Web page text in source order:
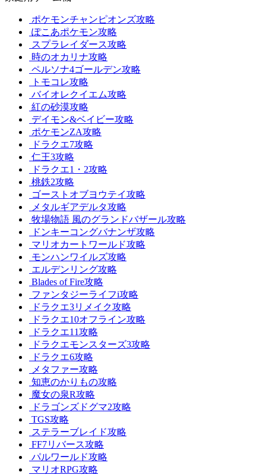
ポケモンチャンピオンズ攻略
ぽこあポケモン攻略
スプラレイダース攻略
時のオカリナ攻略
ペルソナ4ゴールデン攻略
トモコレ攻略
バイオレクイエム攻略
紅の砂漠攻略
デイモン&ベイビー攻略
ポケモンZA攻略
ドラクエ7攻略
仁王3攻略
ドラクエ1・2攻略
桃鉄2攻略
ゴーストオブヨウテイ攻略
メタルギアデルタ攻略
牧場物語 風のグランドバザール攻略
ドンキーコングバナンザ攻略
マリオカートワールド攻略
モンハンワイルズ攻略
エルデンリング攻略
Blades of Fire攻略
ファンタジーライフi攻略
ドラクエ3リメイク攻略
ドラクエ10オフライン攻略
ドラクエ11攻略
ドラクエモンスターズ3攻略
ドラクエ6攻略
メタファー攻略
知恵のかりもの攻略
魔女の泉R攻略
ドラゴンズドグマ2攻略
TGS攻略
ステラーブレイド攻略
FF7リバース攻略
パルワールド攻略
マリオRPG攻略